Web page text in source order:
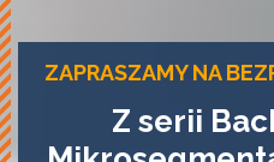
ZAPRASZAMY NA
Z serii